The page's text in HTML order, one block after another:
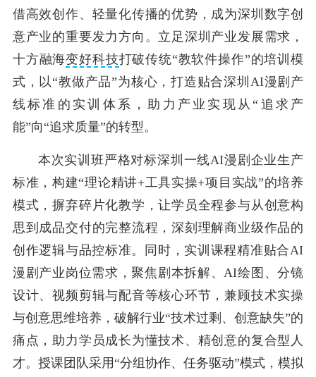
借高效创作、轻量化传播的优势，成为深圳数字创
意产业的重要发力方向。立足深圳产业发展需求，
十方融海变好科技打破传统“教软件操作”的培训模
式，以“教做产品”为核心，打造贴合深圳AI漫剧产
线标准的实训体系，助力产业实现从“追求产
能”向“追求质量”的转型。
本次实训班严格对标深圳一线AI漫剧企业生产
标准，构建“理论精讲+工具实操+项目实战”的培养
模式，摒弃碎片化教学，让学员全程参与从创意构
思到成品交付的完整流程，深刻理解商业级作品的
创作逻辑与品控标准。同时，实训课程精准贴合AI
漫剧产业岗位需求，聚焦剧本拆解、AI绘图、分镜
设计、视频剪辑与配音等核心环节，兼顾技术实操
与创意思维培养，破解行业“技术过剩、创意缺失”的
痛点，助力学员成长为懂技术、精创意的复合型人
才。授课团队采用“分组协作、任务驱动”模式，模拟